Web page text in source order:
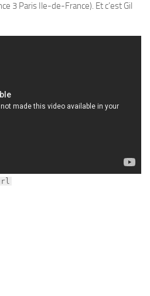
3 Paris Ile-de-France). Et c’est Gil